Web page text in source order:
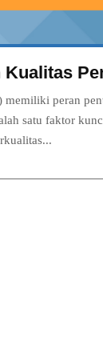
peran
satu faktor